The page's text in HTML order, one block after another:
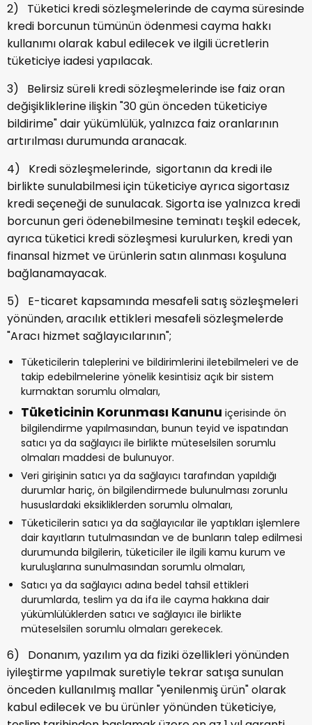
2) Tüketici kredi sözleşmelerinde de cayma süresinde
kredi borcunun tümünün ödenmesi cayma hakkı
kullanımı olarak kabul edilecek ve ilgili ücretlerin
tüketiciye iadesi yapılacak.
3) Belirsiz süreli kredi sözleşmelerinde ise faiz oran
değişikliklerine ilişkin "30 gün önceden tüketiciye
bildirime" dair yükümlülük, yalnızca faiz oranlarının
artırılması durumunda aranacak.
4) Kredi sözleşmelerinde, sigortanın da kredi ile
birlikte sunulabilmesi için tüketiciye ayrıca sigortasız
kredi seçeneği de sunulacak. Sigorta ise yalnızca kredi
borcunun geri ödenebilmesine teminatı teşkil edecek,
ayrıca tüketici kredi sözleşmesi kurulurken, kredi yan
finansal hizmet ve ürünlerin satın alınması koşuluna
bağlanamayacak.
5) E-ticaret kapsamında mesafeli satış sözleşmeleri
yönünden, aracılık ettikleri mesafeli sözleşmelerde
"Aracı hizmet sağlayıcılarının";
Tüketicilerin taleplerini ve bildirimlerini iletebilmeleri ve de
takip edebilmelerine yönelik kesintisiz açık bir sistem
kurmaktan sorumlu olmaları,
Tüketicinin Korunması Kanunu içerisinde ön
bilgilendirme yapılmasından, bunun teyid ve ispatından
satıcı ya da sağlayıcı ile birlikte müteselsilen sorumlu
olmaları maddesi de bulunuyor.
Veri girişinin satıcı ya da sağlayıcı tarafından yapıldığı
durumlar hariç, ön bilgilendirmede bulunulması zorunlu
hususlardaki eksikliklerden sorumlu olmaları,
Tüketicilerin satıcı ya da sağlayıcılar ile yaptıkları işlemlere
dair kayıtların tutulmasından ve de bunların talep edilmesi
durumunda bilgilerin, tüketiciler ile ilgili kamu kurum ve
kuruluşlarına sunulmasından sorumlu olmaları,
Satıcı ya da sağlayıcı adına bedel tahsil ettikleri
durumlarda, teslim ya da ifa ile cayma hakkına dair
yükümlülüklerden satıcı ve sağlayıcı ile birlikte
müteselsilen sorumlu olmaları gerekecek.
6) Donanım, yazılım ya da fiziki özellikleri yönünden
iyileştirme yapılmak suretiyle tekrar satışa sunulan
önceden kullanılmış mallar "yenilenmiş ürün" olarak
kabul edilecek ve bu ürünler yönünden tüketiciye,